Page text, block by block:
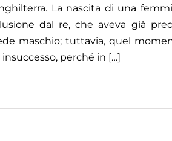
La nascita di una
dal re, che aveva già
maschio; tuttavia, quel
insuccesso, perché in […]